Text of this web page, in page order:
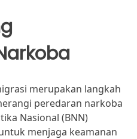
merupakan langkah
peredaran narkoba
Nasional (BNN)
menjaga keamanan